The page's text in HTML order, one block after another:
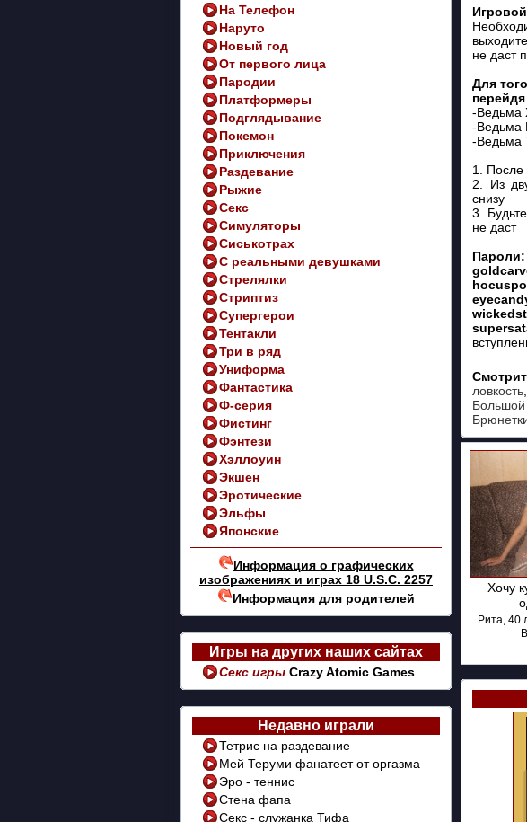
На Телефон
Наруто
Новый год
От первого лица
Пародии
Платформеры
Подглядывание
Покемон
Приключения
Раздевание
Рыжие
Секс
Симуляторы
Сиськотрах
С реальными девушками
Стрелялки
Стриптиз
Супергерои
Тентакли
Три в ряд
Униформа
Фантастика
Ф-серия
Фистинг
Фэнтези
Хэллоуин
Экшен
Эротические
Эльфы
Японские
Информация о графических
изображениях и играх 18 U.S.C. 2257
Информация для родителей
Игры на других наших сайтах
Секс игры Crazy Atomic Games
Недавно играли
Тетрис на раздевание
Мей Теруми фанатеет от оргазма
Эро - теннис
Стена фапа
Секс - служанка Тифа
не даст
Для
-Ведьма
-Ведьма
-Ведьма
1. После
2. Из
снизу
3.
не даст
Пароли:
ловкость
Большой
Хочу
Рита, 40